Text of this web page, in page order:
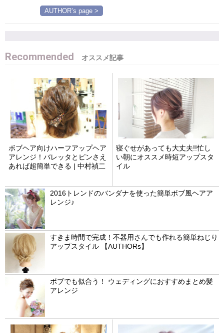
AUTHOR’s page >
Recommended
ボブヘア向けハーフアップヘア
アレンジ！バレッタとピンさえ
あれば超簡単できる | 中村禎二
寝ぐせがあっても大丈夫!!忙し
い朝にオススメ時短アップスタ
イル
2016トレンドのバンダナを使った簡単ボブ風ヘアア
レンジ♪
すきま時間で完成！不器用さんでも作れる簡単ねじり
アップスタイル 【AUTHORs】
ボブでも似合う！ ウェディングにおすすめまとめ髪
アレンジ